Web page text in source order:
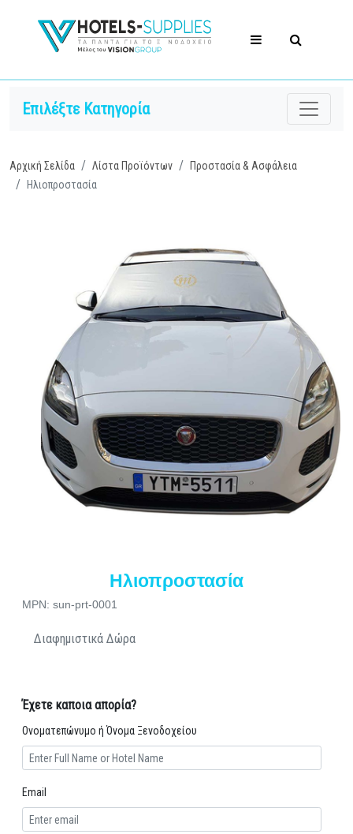
Επιλέξτε Κατηγορία
Αρχική Σελίδα Λίστα Προϊόντων
Προστασία & Ασφάλεια
Ηλιοπροστασία
Ηλιοπροστασία
MPN: sun-prt-0001
Διαφημιστικά Δώρα
Έχετε καποια απορία?
Ονοματεπώνυμο ή Όνομα Ξενοδοχείου
Email